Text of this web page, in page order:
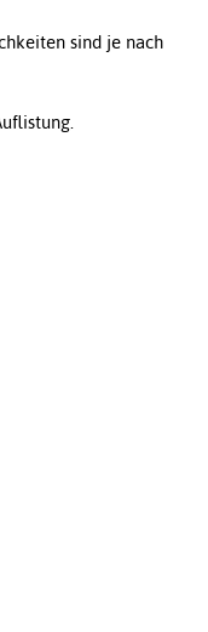
sind je nach